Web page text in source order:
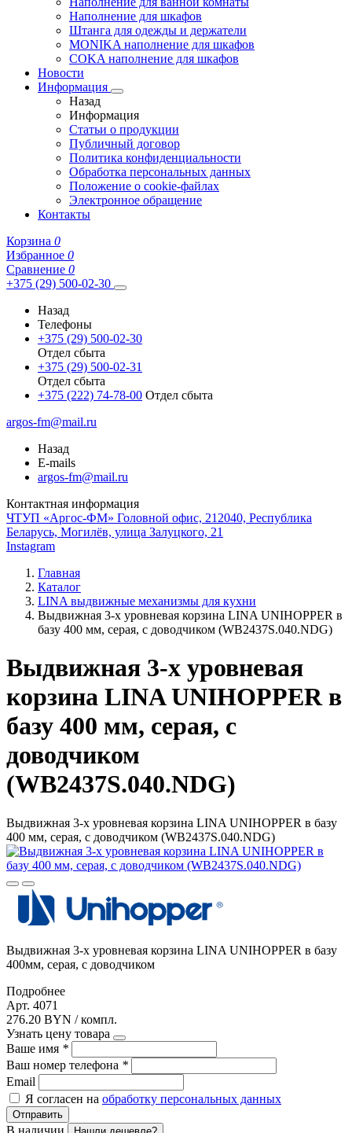
Наполнение для шкафов
Штанга для одежды и держатели
MONIKA наполнение для шкафов
COKA наполнение для шкафов
Новости
Информация
Назад
Информация
Статьи о продукции
Публичный договор
Политика конфиденциальности
Обработка персональных данных
Положение о cookie-файлах
Электронное обращение
Контакты
Корзина 0
Избранное 0
Сравнение 0
+375 (29) 500-02-30
Назад
Телефоны
+375 (29) 500-02-30
Отдел сбыта
+375 (29) 500-02-31
Отдел сбыта
+375 (222) 74-78-00 Отдел сбыта
argos-fm@mail.ru
Назад
E-mails
argos-fm@mail.ru
Контактная информация
ЧТУП «Аргос-ФМ» Головной офис, 212040, Республика
Беларусь, Могилёв, улица Залуцкого, 21
Instagram
Главная
Каталог
LINA выдвижные механизмы для кухни
Выдвижная 3-х уровневая корзина LINA UNIHOPPER в
базу 400 мм, серая, с доводчиком (WB2437S.040.NDG)
Выдвижная 3-х уровневая
корзина LINA UNIHOPPER в
базу 400 мм, серая, с
доводчиком
(WB2437S.040.NDG)
Выдвижная 3-х уровневая корзина LINA UNIHOPPER в базу
400 мм, серая, с доводчиком (WB2437S.040.NDG)
Выдвижная 3-х уровневая корзина LINA UNIHOPPER в базу
400мм, серая, с доводчиком
Подробнее
Арт. 4071
276.20 BYN / компл.
Узнать цену товара
Ваше имя *
Ваш номер телефона *
Email
Я согласен на обработку персональных данных
Отправить
В наличии